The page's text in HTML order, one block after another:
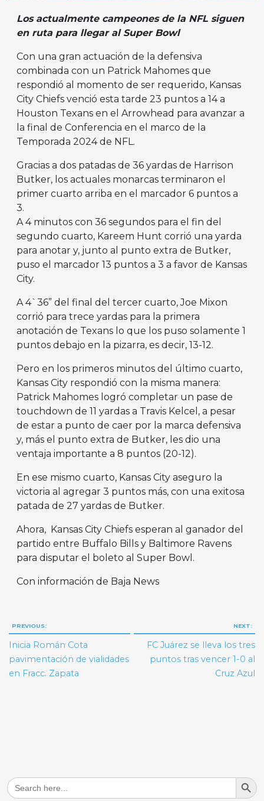
Los actualmente campeones de la NFL siguen
en ruta para llegar al Super Bowl
Con una gran actuación de la defensiva
combinada con un Patrick Mahomes que
respondió al momento de ser requerido, Kansas
City Chiefs venció esta tarde 23 puntos a 14 a
Houston Texans en el Arrowhead para avanzar a
la final de Conferencia en el marco de la
Temporada 2024 de NFL.
Gracias a dos patadas de 36 yardas de Harrison
Butker, los actuales monarcas terminaron el
primer cuarto arriba en el marcador 6 puntos a
3.
A 4 minutos con 36 segundos para el fin del
segundo cuarto, Kareem Hunt corrió una yarda
para anotar y, junto al punto extra de Butker,
puso el marcador 13 puntos a 3 a favor de Kansas
City.
A 4`36” del final del tercer cuarto, Joe Mixon
corrió para trece yardas para la primera
anotación de Texans lo que los puso solamente 1
puntos debajo en la pizarra, es decir, 13-12.
Pero en los primeros minutos del último cuarto,
Kansas City respondió con la misma manera:
Patrick Mahomes logró completar un pase de
touchdown de 11 yardas a Travis Kelcel, a pesar
de estar a punto de caer por la marca defensiva
y, más el punto extra de Butker, les dio una
ventaja importante a 8 puntos (20-12).
En ese mismo cuarto, Kansas City aseguro la
victoria al agregar 3 puntos más, con una exitosa
patada de 27 yardas de Butker.
Ahora, Kansas City Chiefs esperan al ganador del
partido entre Buffalo Bills y Baltimore Ravens
para disputar el boleto al Super Bowl.
Con información de Baja News
Navegación
de
entradas
PREVIOUS:
Inicia Román Cota
pavimentación de vialidades
en Fracc. Zapata
NEXT:
FC Juárez se lleva los tres
puntos tras vencer 1-0 al
Cruz Azul
Search
for:
Search